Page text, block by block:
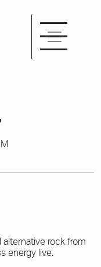
rock from
energy live.